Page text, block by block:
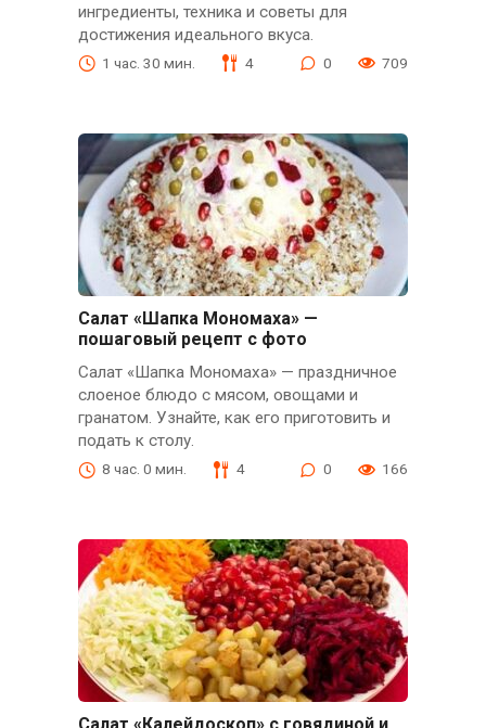
ингредиенты, техника и советы для
достижения идеального вкуса.
1 час. 30 мин. 4 0 709
Салат «Шапка Мономаха» —
пошаговый рецепт с фото
Салат «Шапка Мономаха» — праздничное
слоеное блюдо с мясом, овощами и
гранатом. Узнайте, как его приготовить и
подать к столу.
8 час. 0 мин. 4 0 166